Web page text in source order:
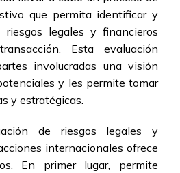
que permita identificar y
riesgos legales y financieros
Esta evaluación
involucradas una visión
y les permite tomar
y estratégicas.
de riesgos legales y
internacionales ofrece
En primer lugar, permite